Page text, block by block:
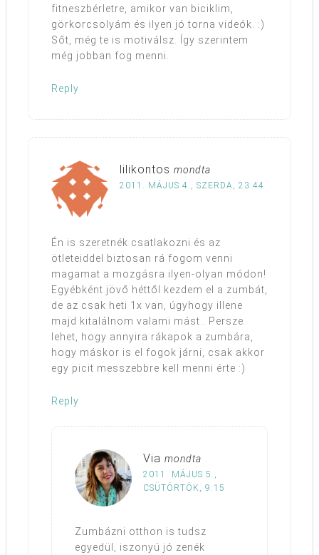
fitneszbérletre, amikor van biciklim,
görkorcsolyám és ilyen jó torna videók. :)
Sőt, még te is motiválsz. Így szerintem
még jobban fog menni.
Reply
lilikontos mondta
2011. MÁJUS 4., SZERDA, 23:44
Én is szeretnék csatlakozni és az
ötleteiddel biztosan rá fogom venni
magamat a mozgásra ilyen-olyan módon!
Egyébként jövő héttől kezdem el a zumbát,
de az csak heti 1x van, úgyhogy illene
majd kitalálnom valami mást.. Persze
lehet, hogy annyira rákapok a zumbára,
hogy máskor is el fogok járni, csak akkor
egy picit messzebbre kell menni érte :)
Reply
Via mondta
2011. MÁJUS 5.,
CSÜTÖRTÖK, 9:15
Zumbázni otthon is tudsz
egyedül, iszonyú jó zenék